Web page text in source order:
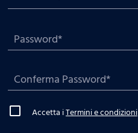
Accetta iTermini e condizioni